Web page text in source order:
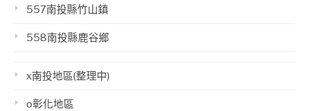
557南投縣竹山鎮
558南投縣鹿谷鄉
x南投地區(整理中)
o彰化地區